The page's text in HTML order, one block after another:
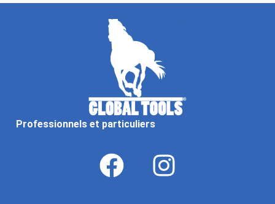
Professionnels et particuliers